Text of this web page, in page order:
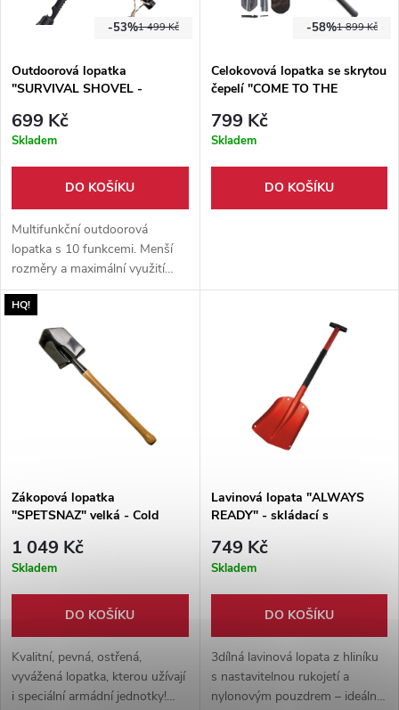
1 499 Kč
-53%
Outdoorová lopatka
"SURVIVAL SHOVEL -
699 Kč
Skladem
DO KOŠÍKU
Multifunkční outdoorová
lopatka s 10 funkcemi. Menší
rozměry a maximální využití
spolu s podtrhnutou cenou z ní
tvoří ideál na táboření,
kempování a další outdoorové
aktivity.
1 899 Kč
-58%
Celokovová lopatka se skrytou
čepelí "COME TO THE
799 Kč
Skladem
DO KOŠÍKU
HQ!
Zákopová lopatka
"SPETSNAZ" velká - Cold
1 049 Kč
Skladem
DO KOŠÍKU
Kvalitní, pevná, ostřená,
vyvážená lopatka, kterou užívají
i speciální armádní jednotky!
Lavinová lopata "ALWAYS
READY" - skládací s
749 Kč
Skladem
DO KOŠÍKU
3dílná lavinová lopata z hliníku
s nastavitelnou rukojetí a
nylonovým pouzdrem – ideální